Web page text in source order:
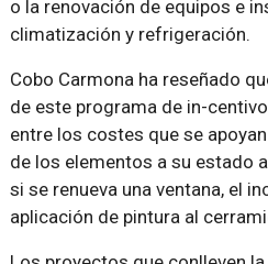
o la renovación de equipos e
climatización y refrigeración.
Cobo Carmona ha reseñado
de este programa de in-
entre los costes que se
de los elementos a su estado
si se renueva una ventana, el
aplicación de pintura al